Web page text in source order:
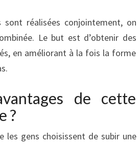
sont réalisées conjointement, on
Le but est d’obtenir des
en améliorant à la fois la forme
de cette
?
les gens choisissent de subir une